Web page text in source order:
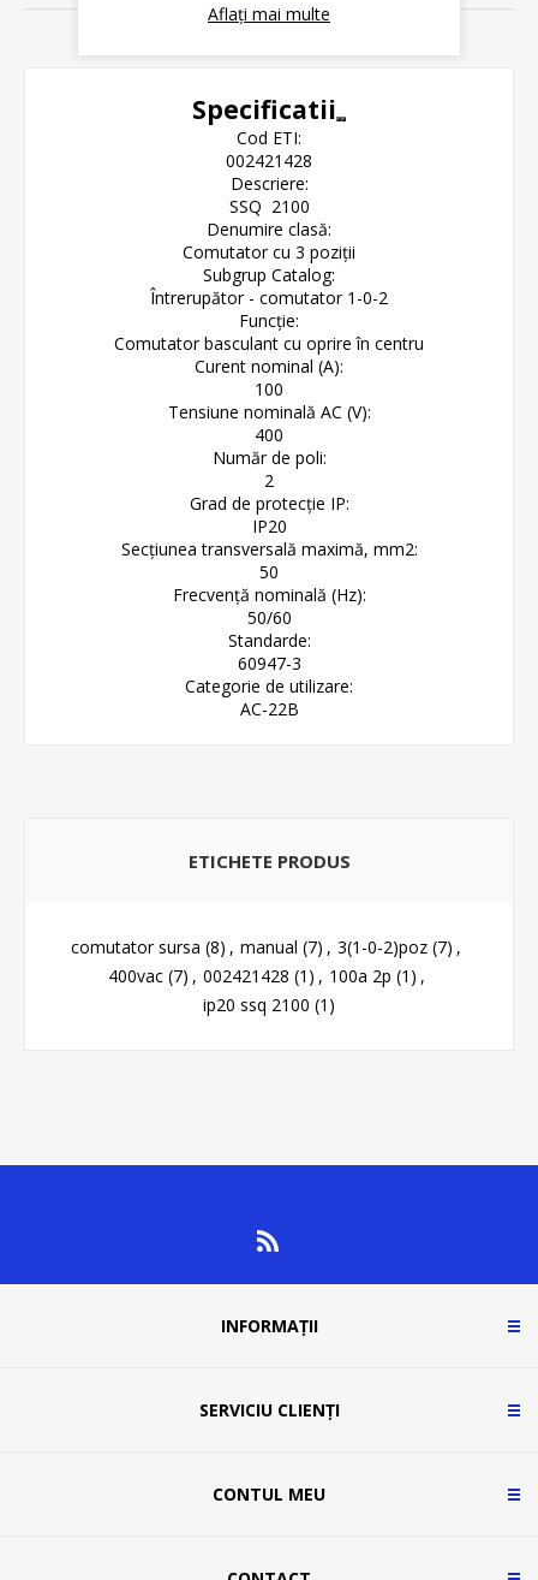
Specificatii
Cod ETI:
002421428
Descriere:
SSQ 2100
Denumire clasă:
Comutator cu 3 poziții
Subgrup Catalog:
Întrerupător - comutator 1-0-2
Funcție:
Comutator basculant cu oprire în centru
Curent nominal (A):
100
Tensiune nominală AC (V):
400
Număr de poli:
2
Grad de protecție IP:
IP20
Secțiunea transversală maximă, mm2:
50
Frecvență nominală (Hz):
50/60
Standarde:
60947-3
Categorie de utilizare:
AC-22B
ETICHETE PRODUS
comutator sursa (8) , manual (7) , 3(1-0-2)poz (7) ,
400vac (7) , 002421428 (1) , 100a 2p (1) ,
ip20 ssq 2100 (1)
INFORMAȚII
SERVICIU CLIENȚI
CONTUL MEU
Aflați mai multe